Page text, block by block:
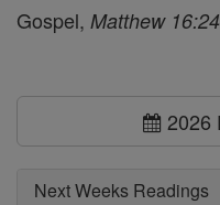
Gospel, Matthew
2026
Next Weeks Readings